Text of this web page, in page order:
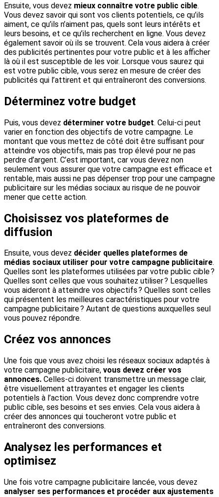
Ensuite, vous devez mieux connaître votre public cible.
Vous devez savoir qui sont vos clients potentiels, ce qu’ils
aiment, ce qu’ils n’aiment pas, quels sont leurs intérêts et
leurs besoins, et ce qu’ils recherchent en ligne. Vous devez
également savoir où ils se trouvent. Cela vous aidera à créer
des publicités pertinentes pour votre public et à les afficher
là où il est susceptible de les voir. Lorsque vous saurez qui
est votre public cible, vous serez en mesure de créer des
publicités qui l’attirent et qui entraîneront des conversions.
Déterminez votre budget
Puis, vous devez déterminer votre budget. Celui-ci peut
varier en fonction des objectifs de votre campagne. Le
montant que vous mettez de côté doit être suffisant pour
atteindre vos objectifs, mais pas trop élevé pour ne pas
perdre d’argent. C’est important, car vous devez non
seulement vous assurer que votre campagne est efficace et
rentable, mais aussi ne pas dépenser trop pour une campagne
publicitaire sur les médias sociaux au risque de ne pouvoir
mener que cette action.
Choisissez vos plateformes de
diffusion
Ensuite, vous devez décider quelles plateformes de
médias sociaux utiliser pour votre campagne publicitaire.
Quelles sont les plateformes utilisées par votre public cible ?
Quelles sont celles que vous souhaitez utiliser ? Lesquelles
vous aideront à atteindre vos objectifs ? Quelles sont celles
qui présentent les meilleures caractéristiques pour votre
campagne publicitaire ? Autant de questions auxquelles seul
vous pouvez répondre.
Créez vos annonces
Une fois que vous avez choisi les réseaux sociaux adaptés à
votre campagne publicitaire, vous devez créer vos
annonces. Celles-ci doivent transmettre un message clair,
être visuellement attrayantes et engager les clients
potentiels à l’action. Vous devez donc comprendre votre
public cible, ses besoins et ses envies. Cela vous aidera à
créer des annonces qui toucheront votre public et
entraîneront des conversions.
Analysez les performances et
optimisez
Une fois votre campagne publicitaire lancée, vous devez
analyser ses performances et procéder aux ajustements